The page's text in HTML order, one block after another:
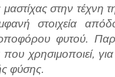
μαστίχας στην
στοιχεία
φυτού.
χρησιμοποιεί,
φύσης.